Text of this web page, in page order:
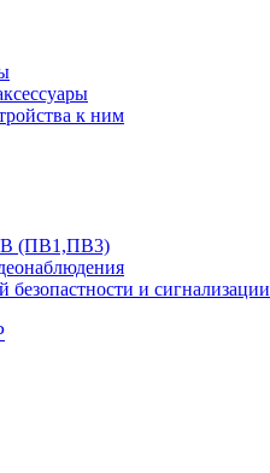
к ним
(ПВ1,ПВ3)
и сигнализации